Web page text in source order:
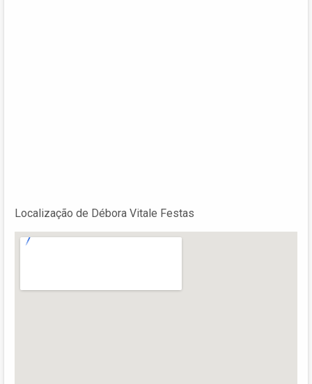
Localização de Débora Vitale Festas